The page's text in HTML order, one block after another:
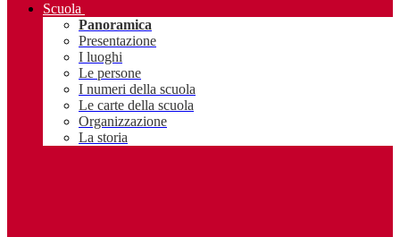
Scuola
Panoramica
Presentazione
I luoghi
Le persone
I numeri della scuola
Le carte della scuola
Organizzazione
La storia